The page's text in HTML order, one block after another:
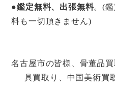
●鑑定無料、出張無料。(
料も一切頂きません)
名古屋市の皆様、骨董品
具買取り、中国美術買